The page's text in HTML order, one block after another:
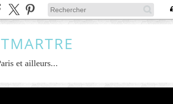
et ailleurs...